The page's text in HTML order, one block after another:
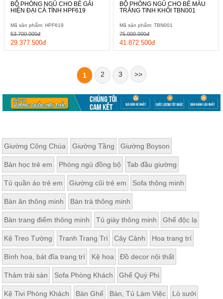
BỘ PHÒNG NGỦ CHO BÉ GÁI
HIỆN ĐẠI CÁ TÍNH HPF619
Mã sản phẩm: HPF619
29.377.500đ
53.700.000đ
BỘ PHÒNG NGỦ CHO BÉ MÀU
TRẮNG TINH KHÔI TBN001
Mã sản phẩm: TBN001
41.872.500đ
75.000.000đ
1 2 3 >>
Giường Công Chúa Giường Tầng Giường Boyson
Bàn học trẻ em Phòng ngủ đồng bộ Tab đầu giường
Tủ quần áo trẻ em Giường cũi trẻ em Sofa thông minh
Bàn ăn thông minh Bàn trà thông minh
Bàn trang điểm thông minh Tủ giày thông minh Ghế độc lạ
Kệ Treo Tường Tranh Trang Trí Cây Cảnh Hoa trang trí
Bình hoa, bát đĩa trang trí Kệ hoa Đồ decor nội thất
Thảm trải sàn Sofa Phòng Khách Ghế Quý Phi
Kệ Tivi Phòng Khách Bàn Ghế Bàn, Tủ Làm Việc Lò sưởi